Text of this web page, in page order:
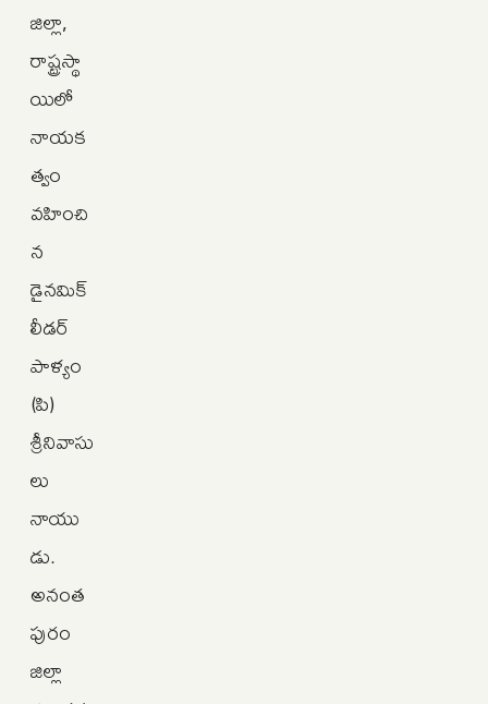
జిల్లా,
రాష్ట్రస్థా
యిలో
నాయక
త్వం
వహించి
న
డైనమిక్‌
లీడర్‌
పాళ్యం
(పి)
శ్రీనివాసు
లు
నాయు
డు.
అనంత
పురం
జిల్లా